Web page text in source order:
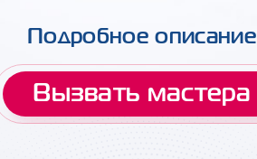
Подробное описание
Вызвать мастера